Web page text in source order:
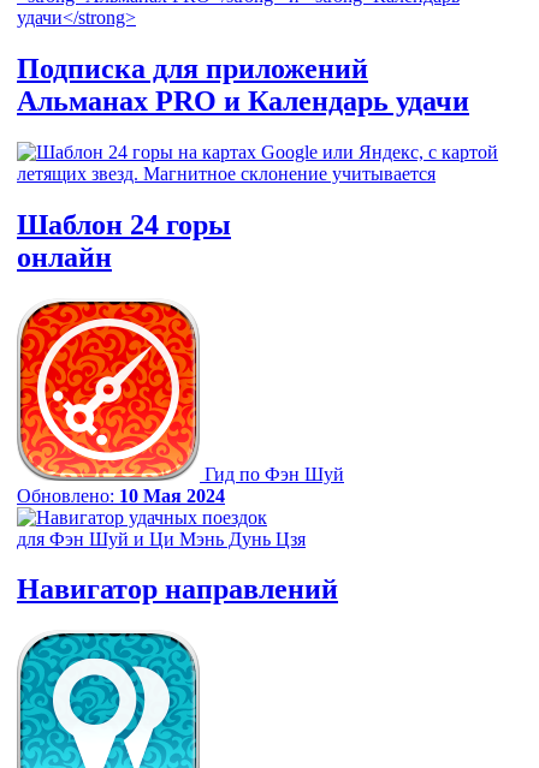
Подписка для приложений
Альманах PRO и Календарь удачи
Шаблон 24 горы
онлайн
Гид по Фэн Шуй
Обновлено: 10 Мая 2024
Навигатор направлений